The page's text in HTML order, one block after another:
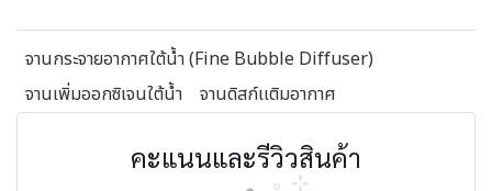
จานกระจายอากาศใต้น้ำ (Fine Bubble Diffuser)
จานเพิ่มออกซิเจนใต้น้ำ
จานดิสก์เเติมอากาศ
คะแนนและรีวิวสินค้า